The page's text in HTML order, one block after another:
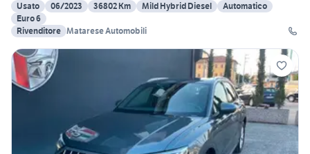
Usato
06/2023 36802 Km Mild Hybrid Diesel
Automatico
Euro 6
Rivenditore Matarese Automobili